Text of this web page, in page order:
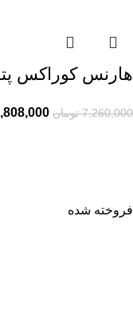
هارنس کوراکس پتزل (2022)
7,260,000 تومان
فروخته شده